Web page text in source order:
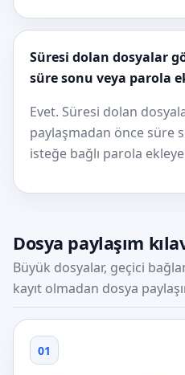
Süresi dolan dosyalar
süre sonu veya parola
Evet. Süresi dolan
paylaşmadan önce süre
isteğe bağlı parola
Dosya paylaşım
Büyük dosyalar, geçici
kayıt olmadan dosya
01